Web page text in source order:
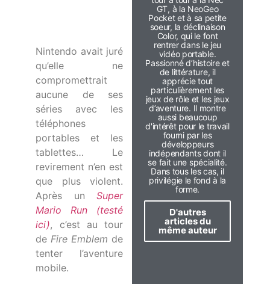
Nintendo avait juré
qu’elle ne
compromettrait
aucune de ses
séries avec les
téléphones
portables et les
tablettes… Le
revirement n’en est
que plus violent.
Après unSuper
Mario Run (testé
ici), c’est au tour
de Fire Emblem de
tenter l’aventure
mobile.
GT, à la NeoGeo
Pocket et à sa petite
soeur, la déclinaison
Color, qui le font
rentrer dans le jeu
vidéo portable.
Passionné d’histoire et
de littérature, il
apprécie tout
particulièrement les
jeux de rôle et les jeux
d’aventure. Il montre
aussi beaucoup
d'intérêt pour le travail
fourni par les
développeurs
indépendants dont il
se fait une spécialité.
Dans tous les cas, il
privilégie le fond à la
forme.
D'autres
articles du
même auteur